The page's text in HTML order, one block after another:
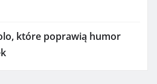
które poprawią humor